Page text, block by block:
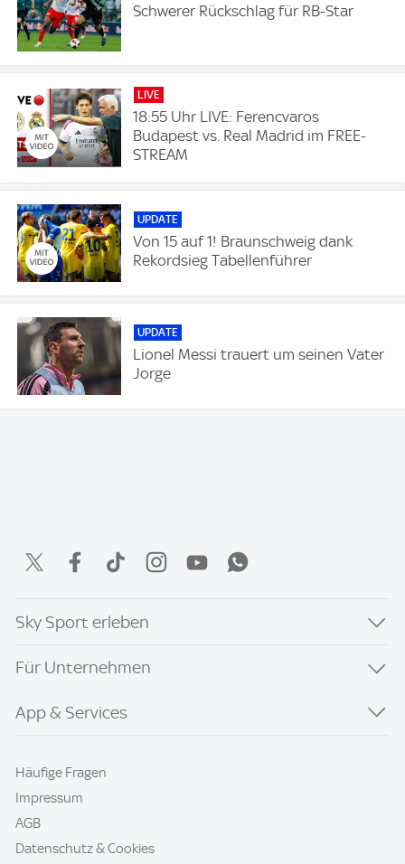
Schwerer Rückschlag für RB-Star
LIVE
18:55 Uhr LIVE: Ferencvaros
Budapest vs. Real Madrid im FREE-
STREAM
UPDATE
Von 15 auf 1! Braunschweig dank
Rekordsieg Tabellenführer
UPDATE
Lionel Messi trauert um seinen Vater
Jorge
Sky Sport erleben
Für Unternehmen
App & Services
Häufige Fragen
Impressum
AGB
Datenschutz & Cookies